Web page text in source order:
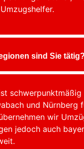
sind Sie tätig?
schwerpunktmäßig
und Nürnberg
wir
jedoch auch